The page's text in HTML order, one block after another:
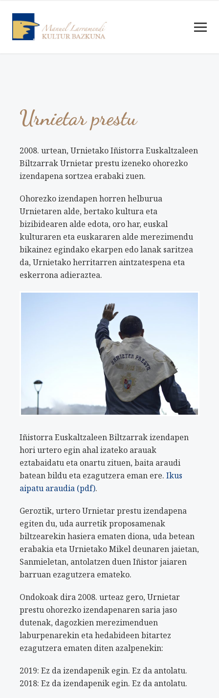
Urnietar prestu
2008. urtean, Urnietako Iñistorra Euskaltzaleen
Biltzarrak Urnietar prestu izeneko ohorezko
izendapena sortzea erabaki zuen.
Ohorezko izendapen horren helburua
Urnietaren alde, bertako kultura eta
bizibidearen alde edota, oro har, euskal
kulturaren eta euskararen alde merezimendu
bikainez egindako ekarpen edo lanak saritzea
da, Urnietako herritarren aintzatespena eta
eskerrona adieraztea.
Iñistorra Euskaltzaleen Biltzarrak izendapen
hori urtero egin ahal izateko arauak
eztabaidatu eta onartu zituen, baita araudi
batean bildu eta ezagutzera eman ere. Ikus
aipatu araudia (pdf).
Geroztik, urtero Urnietar prestu izendapena
egiten du, uda aurretik proposamenak
biltzearekin hasiera ematen diona, uda betean
erabakia eta Urnietako Mikel deunaren jaietan,
Sanmieletan, antolatzen duen Iñistor jaiaren
barruan ezagutzera emateko.
Ondokoak dira 2008. urteaz gero, Urnietar
prestu ohorezko izendapenaren saria jaso
dutenak, dagozkien merezimenduen
laburpenarekin eta hedabideen bitartez
ezagutzera ematen diten azalpenekin:
2019: Ez da izendapenik egin. Ez da antolatu.
2018: Ez da izendapenik egin. Ez da antolatu.